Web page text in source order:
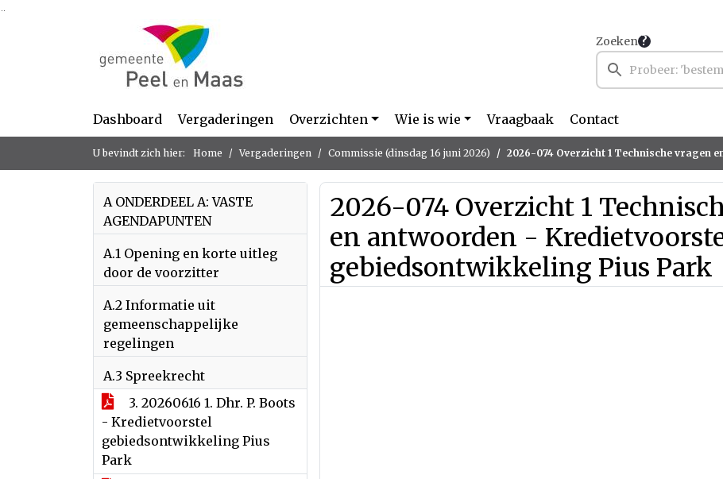
Ga naar de inhoud van deze pagina
Zoeken
Dashboard Vergaderingen Overzichten Wie is wie Vraagbaak Contact
U bevindt zich hier: Home Vergaderingen Commissie (dinsdag 16 juni 2026) 2026-074 Overzicht 1 Technische vragen en antwoorden - Kredietvoorstel
A ONDERDEEL A: VASTE
AGENDAPUNTEN
A.1 Opening en korte uitleg
door de voorzitter
A.2 Informatie uit
gemeenschappelijke
regelingen
A.3 Spreekrecht
3. 20260616 1. Dhr. P. Boots
- Kredietvoorstel
gebiedsontwikkeling Pius
Park
2026-074 Overzicht 1
en antwoorden -
gebiedsontwikkeling Pius Park